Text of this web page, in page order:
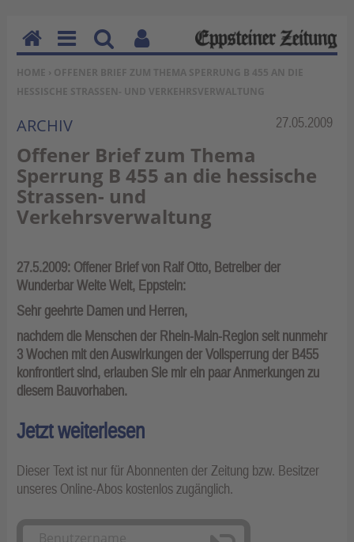
SIE BEFINDEN SICH HIER:
HOME › OFFENER BRIEF ZUM THEMA SPERRUNG B 455 AN DIE
HESSISCHE STRASSEN- UND VERKEHRSVERWALTUNG
Rubrik:
ARCHIV 27.05.2009
Offener Brief zum Thema
Sperrung B 455 an die hessische
Strassen- und
Verkehrsverwaltung
27.5.2009: Offener Brief von Ralf Otto, Betreiber der
Wunderbar Weite Welt, Eppstein:
Sehr geehrte Damen und Herren,
nachdem die Menschen der Rhein-Main-Region seit nunmehr
3 Wochen mit den Auswirkungen der Vollsperrung der B455
konfrontiert sind, erlauben Sie mir ein paar Anmerkungen zu
diesem Bauvorhaben.
Jetzt weiterlesen
Dieser Text ist nur für Abonnenten der Zeitung bzw. Besitzer
unseres Online-Abos kostenlos zugänglich.
Anmelden
H
o
m
e
M
en
u
Su
ch
en
Be
nu
tz
kti
on
en